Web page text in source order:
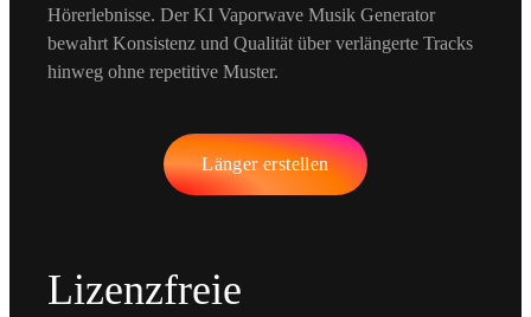
Hörerlebnisse. Der KI Vaporwave Musik Generator
bewahrt Konsistenz und Qualität über verlängerte Tracks
hinweg ohne repetitive Muster.
Länger erstellen
Lizenzfreie